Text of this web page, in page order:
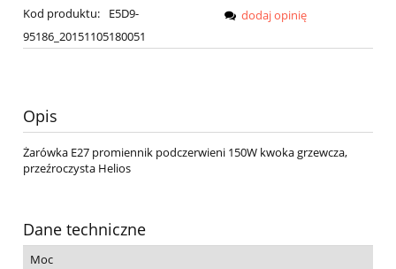
Kod produktu:
E5D9-
95186_20151105180051
dodaj opinię
Opis
Żarówka E27 promiennik podczerwieni 150W kwoka grzewcza,
przeźroczysta Helios
Dane techniczne
Moc